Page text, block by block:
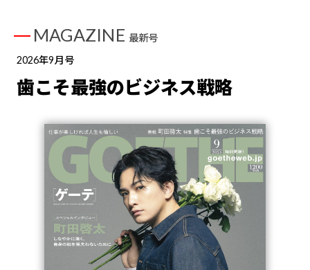
MAGAZINE 最新号
2026年9月号
歯こそ最強のビジネス戦略